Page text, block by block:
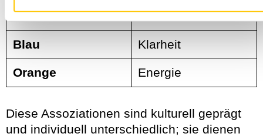
Rosa
Sanftheit
Blau
Klarheit
Orange
Energie
Diese Assoziationen sind kulturell geprägt
und individuell unterschiedlich; sie dienen